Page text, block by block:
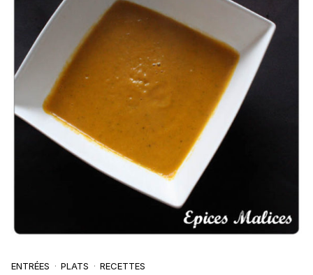
ENTRÉES PLATS RECETTES